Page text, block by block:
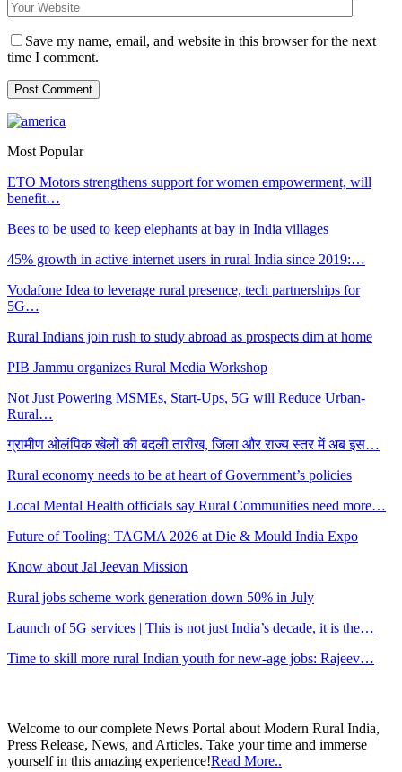
Save my name, email, and website in this browser for the next
time I comment.
Most Popular
ETO Motors strengthens support for women empowerment, will
benefit…
Bees to be used to keep elephants at bay in India villages
45% growth in active internet users in rural India since 2019:…
Vodafone Idea to leverage rural presence, tech partnerships for
5G…
Rural Indians join rush to study abroad as prospects dim at home
PIB Jammu organizes Rural Media Workshop
Not Just Powering MSMEs, Start-Ups, 5G will Reduce Urban-
Rural…
ग्रामीण ओलंपिक खेलों की बदली तारीख, जिला और राज्य स्तर में अब इस…
Rural economy needs to be at heart of Government’s policies
Local Mental Health officials say Rural Communities need more…
Future of Tooling: TAGMA 2026 at Die & Mould India Expo
Know about Jal Jeevan Mission
Rural jobs scheme work generation down 50% in July
Launch of 5G services | This is not just India’s decade, it is the…
Time to skill more rural Indian youth for new-age jobs: Rajeev…
Welcome to our complete News Portal about Modern Rural India,
Press Release, News, and Articles. Take your time and immerse
yourself in this amazing experience!Read More..